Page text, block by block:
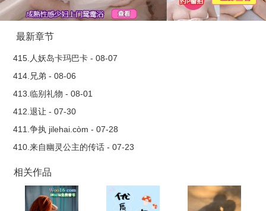
最新章节
415.人妖岛卡玛巴卡 - 08-07
414.兄弟 - 08-06
413.临别礼物 - 08-01
412.退让 - 07-30
411.争执 jilehai.còm - 07-28
410.来自幽灵公主的传话 - 07-23
相关作品